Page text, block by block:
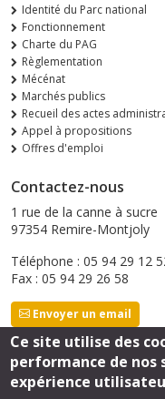
Identité du Parc national
Fonctionnement
Charte du PAG
Règlementation
Mécénat
Marchés publics
Recueil des actes
Appel à propositions
Offres d'emploi
Contactez-nous
1 rue de la canne à sucre
97354 Remire-Montjoly
Téléphone : 05 94 29 12
Fax : 05 94 29 26 58
Envoyer un email
Suivez-nous
Ce site utilise des
performance de
expérience